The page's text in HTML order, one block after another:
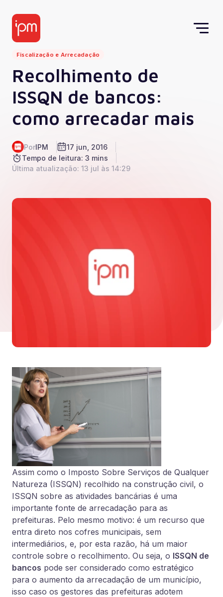
Fiscalização e Arrecadação
Recolhimento de
ISSQN de bancos:
como arrecadar mais
PorIPM
17 jun, 2016
Tempo de leitura: 3 mins
Última atualização: 13 jul às 14:29
Assim como o Imposto Sobre Serviços de Qualquer
Natureza (ISSQN) recolhido na construção civil, o
ISSQN sobre as atividades bancárias é uma
importante fonte de arrecadação para as
prefeituras. Pelo mesmo motivo: é um recurso que
entra direto nos cofres municipais, sem
intermediários, e, por esta razão, há um maior
controle sobre o recolhimento. Ou seja, o ISSQN de
bancos pode ser considerado como estratégico
para o aumento da arrecadação de um município,
isso caso os gestores das prefeituras adotem